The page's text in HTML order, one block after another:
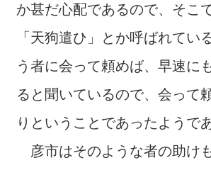
か甚だ心配であるので、そこ
「天狗遣ひ」とか呼ばれてい
う者に会って頼めば、早速に
ると聞いているので、会って
りということであったようで
彦市はそのような者の助け